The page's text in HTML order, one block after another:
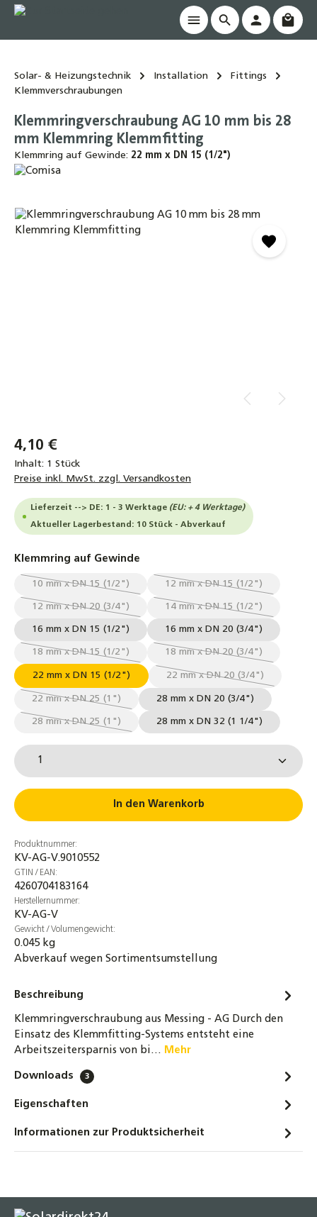
springen
Solar- & Heizungstechnik Installation
Fittings
Klemmverschraubungen
Klemmringverschraubung AG 10 mm bis 28
mm Klemmring Klemmfitting
Klemmring auf Gewinde: 22 mm x DN 15 (1/2")
Bildergalerie überspringen
4,10 €
Inhalt: 1 Stück
Preise inkl. MwSt. zzgl. Versandkosten
Lieferzeit --> DE: 1 - 3 Werktage (EU: + 4 Werktage)
Aktueller Lagerbestand: 10 Stück - Abverkauf
Klemmring auf Gewinde
10 mm x DN 15 (1/2")
(Diese Option ist zurzeit nicht verfügbar.)
12 mm x DN 15 (1/2")
(Diese Option ist
12 mm x DN 20 (3/4")
(Diese Option ist zurzeit nicht verfügbar.)
14 mm x DN 15 (1/2")
(Diese Option ist
16 mm x DN 15 (1/2") 16 mm x DN 20 (3/4")
18 mm x DN 15 (1/2")
(Diese Option ist zurzeit nicht verfügbar.)
18 mm x DN 20 (3/4")
(Diese Option ist
22 mm x DN 15 (1/2") 22 mm x DN 20 (3/4")
(Diese Option ist
22 mm x DN 25 (1")
(Diese Option ist zurzeit nicht verfügbar.)
28 mm x DN 20 (3/4")
28 mm x DN 25 (1")
(Diese Option ist zurzeit nicht verfügbar.)
28 mm x DN 32 (1 1/4")
Produkt Anzahl: Gib den gewünschten Wert ein
In den Warenkorb
Produktnummer:
KV-AG-V.9010552
GTIN / EAN:
4260704183164
Herstellernummer:
KV-AG-V
Gewicht / Volumengewicht:
0.045 kg
Abverkauf wegen Sortimentsumstellung
Beschreibung
Klemmringverschraubung aus Messing - AG Durch den
Einsatz des Klemmfitting-Systems entsteht eine
Arbeitszeitersparnis von bi… Mehr
Downloads 3
Eigenschaften
Informationen zur Produktsicherheit